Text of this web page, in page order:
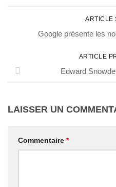
ARTICLE
Google présente les
ARTICLE
Edward
LAISSER UN
Commentaire *